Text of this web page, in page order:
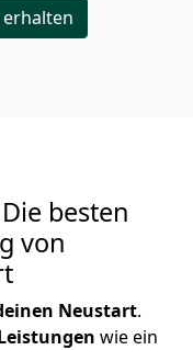
besten
von
Neustart.
wie ein